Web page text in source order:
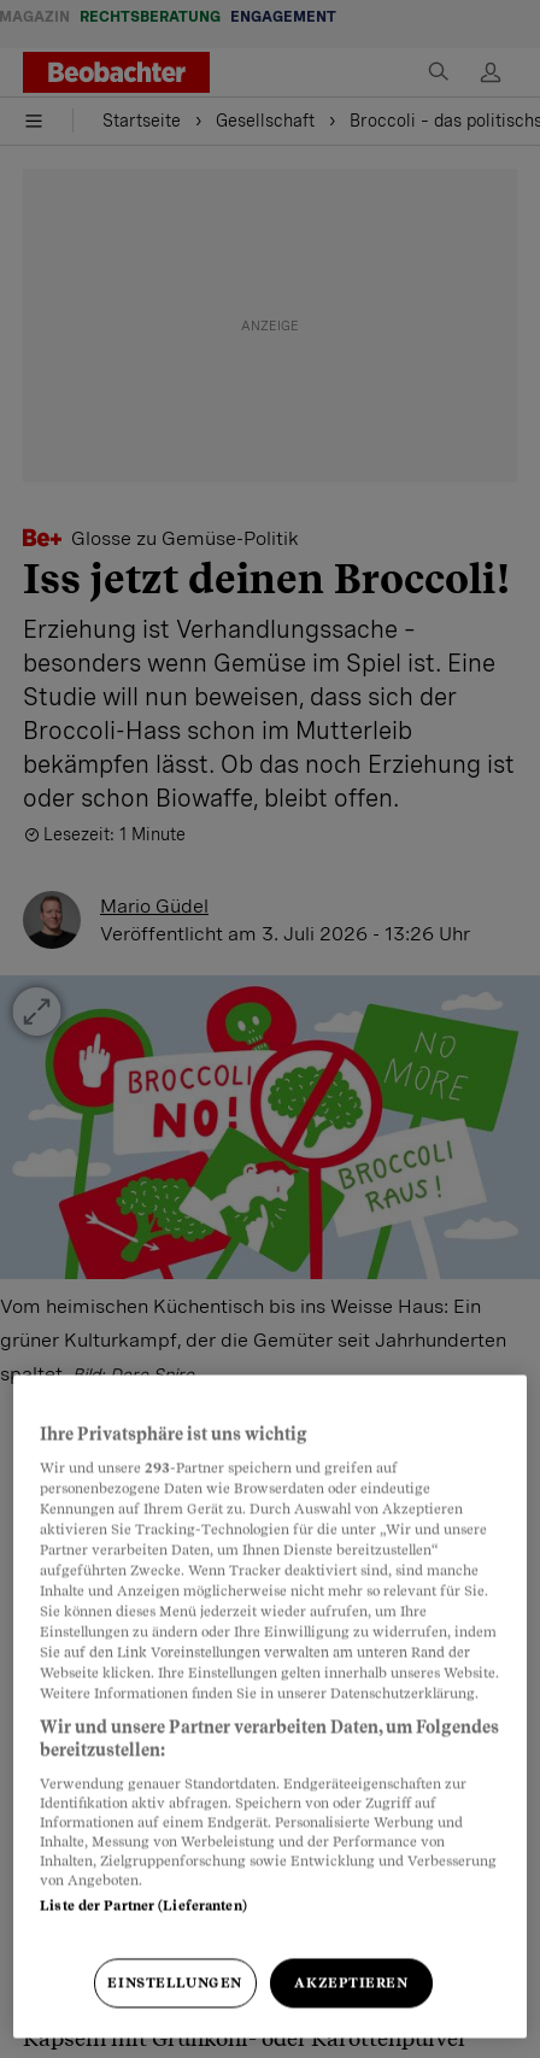
MAGAZIN RECHTSBERATUNG ENGAGEMENT
Startseite Gesellschaft Broccoli – das
Glosse zu Gemüse-Politik
Iss jetzt deinen Broccoli!
Erziehung ist Verhandlungssache –
besonders wenn Gemüse im Spiel ist. Eine
Studie will nun beweisen, dass sich der
Broccoli-Hass schon im Mutterleib
bekämpfen lässt. Ob das noch Erziehung ist
oder schon Biowaffe, bleibt offen.
Lesezeit: 1 Minute
Mario Güdel
Veröffentlicht am 3. Juli 2026 - 13:26 Uhr
Vom heimischen Küchentisch bis ins Weisse Haus: Ein
grüner Kulturkampf, der die Gemüter seit Jahrhunderten
spaltet. Bild: Doro Spiro
Teilen Anhören Merken Kommentare
Artikel teilen
Ein bisschen Schummeln gehört zur Erziehung.
Zum Beispielbeim Essen. Wenn die Kinder
fragen, warum die Spaghettisauce braun ist
statt rot, darf man auch mal notlügen: «Das
passiert beim Kochen häufig.» Obwohl Mami
oder Papi genau wissen, woher die Farbe kommt:
Sie pürieren ganz viel Broccoli und schmuggeln
ihn in die Sauce. Inzwischen hat sich die ganze
Familie an die braune Pampe gewöhnt.
Kinder und Gemüse, das ist eine
überwinden. Das zeigt auch eine aktuelle Studie:
Frauen bekamen in der Schwangerschaft
Kapseln mit Grünkohl- oder Karottenpulver
Ihre Privatsphäre ist uns wichtig
Wir und unsere293-Partner speichern und greifen auf
personenbezogene Daten wie Browserdaten oder eindeutige
Kennungen auf Ihrem Gerät zu. Durch Auswahl von Akzeptieren
aktivieren Sie Tracking-Technologien für die unter „Wir und unsere
Partner verarbeiten Daten, um Ihnen Dienste bereitzustellen“
aufgeführten Zwecke. Wenn Tracker deaktiviert sind, sind manche
Inhalte und Anzeigen möglicherweise nicht mehr so relevant für Sie.
Sie können dieses Menü jederzeit wieder aufrufen, um Ihre
Einstellungen zu ändern oder Ihre Einwilligung zu widerrufen, indem
Sie auf den Link Voreinstellungen verwalten am unteren Rand der
Webseite klicken. Ihre Einstellungen gelten innerhalb unseres Website.
Weitere Informationen finden Sie in unserer Datenschutzerklärung.
Wir und unsere Partner verarbeiten Daten, um Folgendes
bereitzustellen:
Verwendung genauer Standortdaten. Endgeräteeigenschaften zur
Identifikation aktiv abfragen. Speichern von oder Zugriff auf
Informationen auf einem Endgerät. Personalisierte Werbung und
Inhalte, Messung von Werbeleistung und der Performance von
Inhalten, Zielgruppenforschung sowie Entwicklung und Verbesserung
von Angeboten.
Liste der Partner (Lieferanten)
EINSTELLUNGEN AKZEPTIEREN